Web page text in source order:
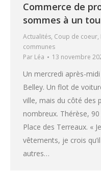
Commerce de
sommes à un
Actualités, Coup de coeur,
communes
Par Léa 13 novembre
Un mercredi après-
Belley. Un flot de
ville, mais du côté des
nombreux. Thérèse,
Place des Terreaux. «
vêtements, je crois
autres…